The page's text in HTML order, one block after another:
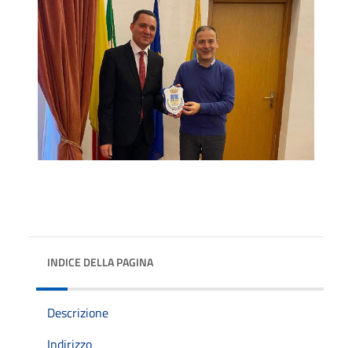
INDICE DELLA PAGINA
Descrizione
Indirizzo